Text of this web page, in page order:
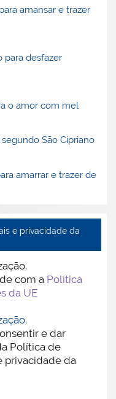
amansar e trazer
para desfazer
o amor com mel
São Cipriano
amarrar e trazer de
e privacidade da
com a Política
da UE
e dar
Política de
privacidade da